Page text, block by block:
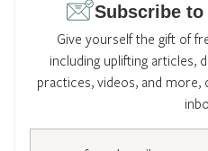
Subscribe
Give yourself the gift of
including uplifting articles,
practices, videos, and